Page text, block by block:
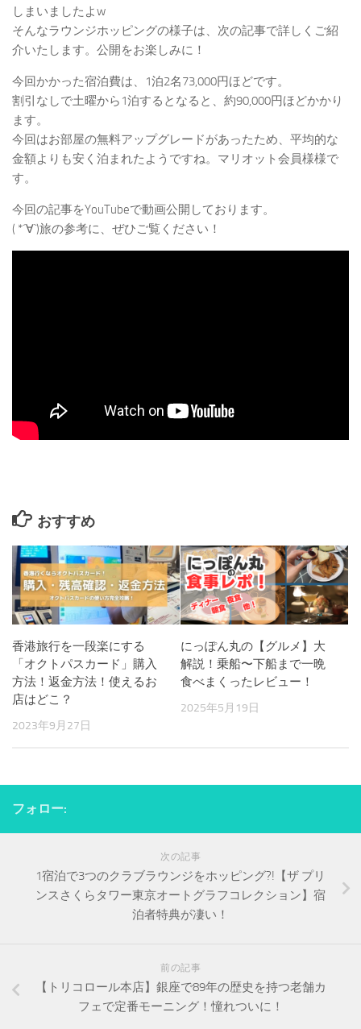
しまいましたよw
そんなラウンジホッピングの様子は、次の記事で詳しくご紹
介いたします。公開をお楽しみに！
今回かかった宿泊費は、1泊2名73,000円ほどです。
割引なしで土曜から1泊するとなると、約90,000円ほどかかり
ます。
今回はお部屋の無料アップグレードがあったため、平均的な
金額よりも安く泊まれたようですね。マリオット会員様様で
す。
今回の記事をYouTubeで動画公開しております。
( *´∀`)旅の参考に、ぜひご覧ください！
おすすめ
香港旅行を一段楽にする
「オクトパスカード」購入
方法！返金方法！使えるお
店はどこ？
2023年9月27日
にっぽん丸の【グルメ】大
解説！乗船〜下船まで一晩
食べまくったレビュー！
2025年5月19日
フォロー:
次の記事
1宿泊で3つのクラブラウンジをホッピング?!【ザ プリ
ンスさくらタワー東京オートグラフコレクション】宿
泊者特典が凄い！
前の記事
【トリコロール本店】銀座で89年の歴史を持つ老舗カ
フェで定番モーニング！憧れついに！